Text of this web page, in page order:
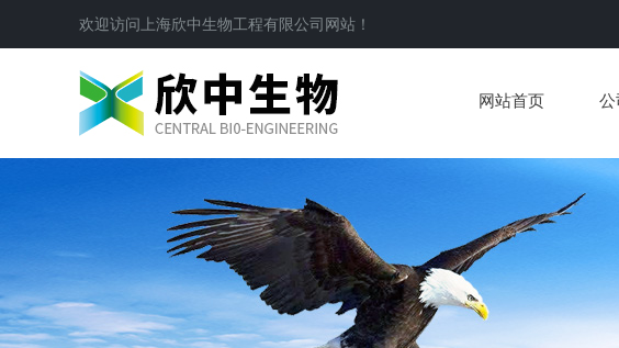
欢迎访问 上海欣中生物工程有限公司 网站！
网站首页 公